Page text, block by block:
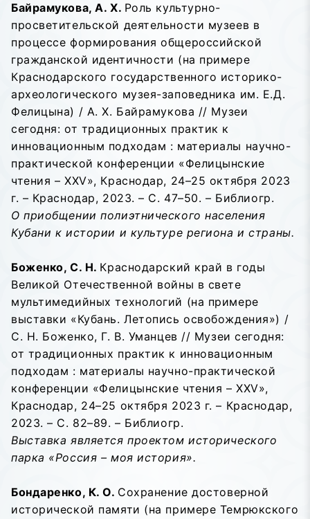
Байрамукова, А. Х. Роль культурно-
просветительской деятельности музеев в
процессе формирования общероссийской
гражданской идентичности (на примере
Краснодарского государственного историко-
археологического музея-заповедника им. Е.Д.
Фелицына) / А. Х. Байрамукова // Музеи
сегодня: от традиционных практик к
инновационным подходам : материалы научно-
практической конференции «Фелицынские
чтения – XXV», Краснодар, 24–25 октября 2023
г. – Краснодар, 2023. – С. 47–50. – Библиогр.
О приобщении полиэтнического населения
Кубани к истории и культуре региона и страны.
Боженко, С. Н. Краснодарский край в годы
Великой Отечественной войны в свете
мультимедийных технологий (на примере
выставки «Кубань. Летопись освобождения») /
С. Н. Боженко, Г. В. Уманцев // Музеи сегодня:
от традиционных практик к инновационным
подходам : материалы научно-практической
конференции «Фелицынские чтения – XXV»,
Краснодар, 24–25 октября 2023 г. – Краснодар,
2023. – С. 82–89. – Библиогр.
Выставка является проектом исторического
парка «Россия – моя история».
Бондаренко, К. О. Сохранение достоверной
исторической памяти (на примере Темрюкского